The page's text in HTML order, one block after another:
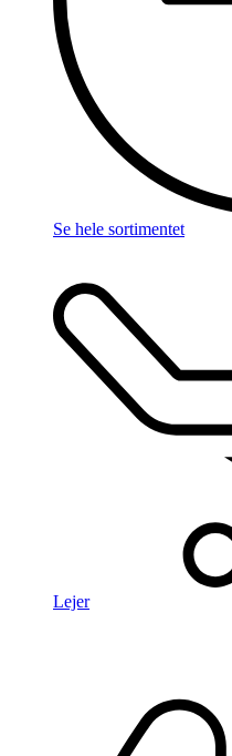
Se hele sortimentet
Lejer